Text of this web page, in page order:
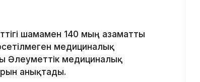
шамамен 140 мың азаматты
медициналық
Әлеуметтік медициналық
анықтады.